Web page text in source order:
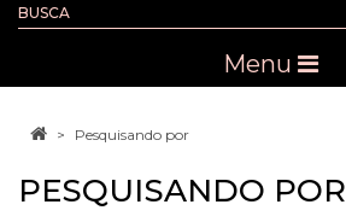
Menu
Pesquisando por
PESQUISANDO POR